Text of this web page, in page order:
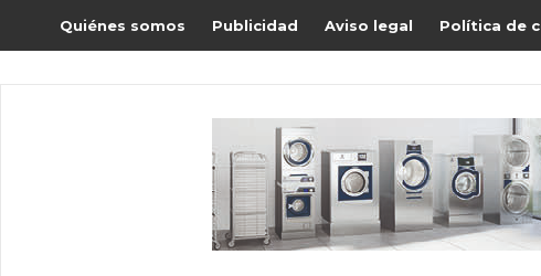
Quiénes somos Publicidad Aviso legal Política de